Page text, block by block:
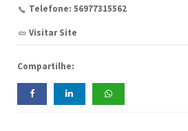
Telefone: 56977315562
Visitar Site
Compartilhe: